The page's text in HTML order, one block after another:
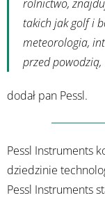
rolnictwo,
takich jak golf i
meteorologia,
przed powodzią,
dodał pan Pessl.
Pessl Instruments
dziedzinie
Pessl Instruments